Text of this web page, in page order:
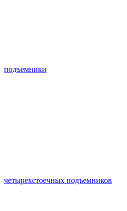
подъемники
четырехстоечных подъемников